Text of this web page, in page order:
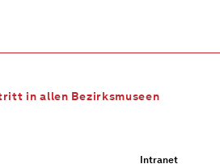
in allen Bezirksmuseen
Intranet